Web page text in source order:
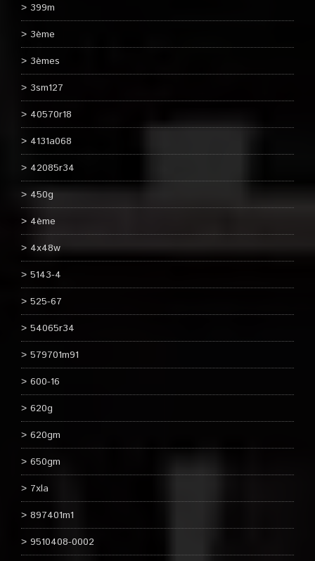
399m
3ème
3èmes
3sm127
40570r18
4131a068
42085r34
450g
4ème
4x48w
5143-4
525-67
54065r34
579701m91
600-16
620g
620gm
650gm
7xla
897401m1
9510408-0002